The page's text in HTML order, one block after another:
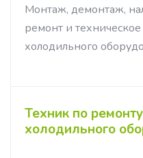
Монтаж, демонтаж,
ремонт и
холодильного
Техник по
холодильного